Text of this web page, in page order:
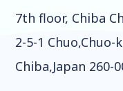
7th floor, Chiba
2-5-1 Chuo,Chuo-
Chiba,Japan 260-